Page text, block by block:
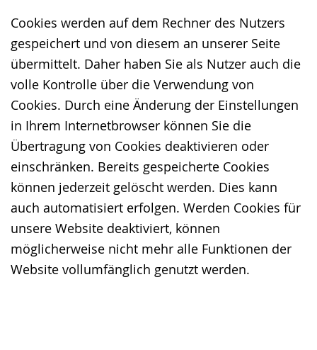
Cookies werden auf dem Rechner des Nutzers
gespeichert und von diesem an unserer Seite
übermittelt. Daher haben Sie als Nutzer auch die
volle Kontrolle über die Verwendung von
Cookies. Durch eine Änderung der Einstellungen
in Ihrem Internetbrowser können Sie die
Übertragung von Cookies deaktivieren oder
einschränken. Bereits gespeicherte Cookies
können jederzeit gelöscht werden. Dies kann
auch automatisiert erfolgen. Werden Cookies für
unsere Website deaktiviert, können
möglicherweise nicht mehr alle Funktionen der
Website vollumfänglich genutzt werden.